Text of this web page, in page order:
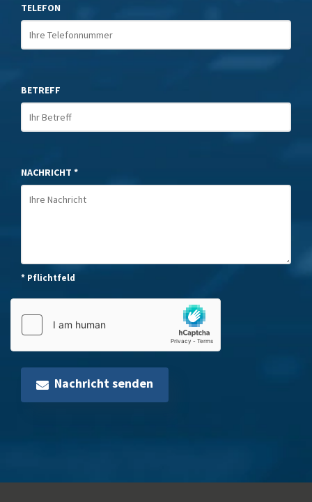
TELEFON
BETREFF
NACHRICHT *
* Pflichtfeld
Nachricht senden